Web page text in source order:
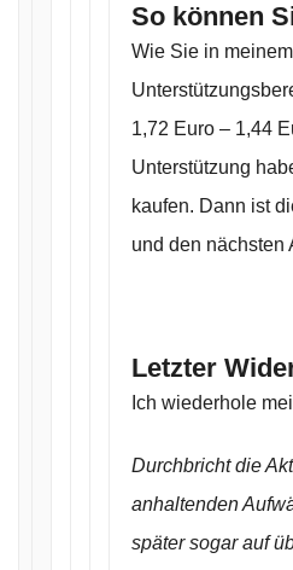
So können
Wie Sie in
1,72 Euro – 1,44
Unterstützung
kaufen. Dann ist
und den nächsten
Letzter
Ich wiederhole
Durchbricht die
anhaltenden
später sogar auf